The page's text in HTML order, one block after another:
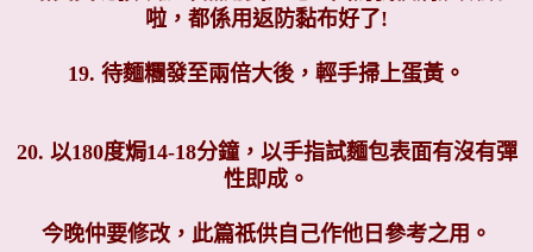
啦，都係用返防黏布好了!
19. 待麵糰發至兩倍大後，輕手掃上蛋黃。
20. 以180度焗14-18分鐘，以手指試麵包表面有沒有彈
性即成。
今晚仲要修改，此篇祇供自己作他日參考之用。